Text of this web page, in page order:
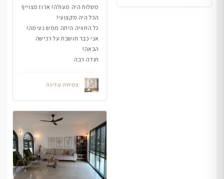
משלוח היה מעולה! ארוז מצויין!
הכל היה מקצועי!
כל החוויה היתה ממש נעימה!
אני כבר חושבת על רכישה
הבאה!
תודה רבה
צמיחה עדינה